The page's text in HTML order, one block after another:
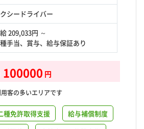
シードライバー
209,033円 ～
手当、賞与、給与保証あり
100000 円
客の多いエリアです
種免許取得支援
給与補償制度